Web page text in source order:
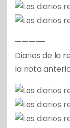
————-
Diarios de la
la nota